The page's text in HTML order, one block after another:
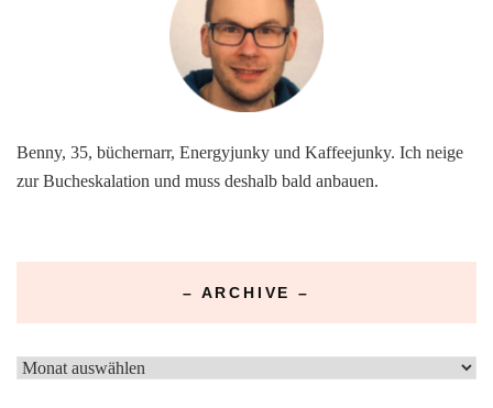
Benny, 35, büchernarr, Energyjunky und Kaffeejunky. Ich neige
zur Bucheskalation und muss deshalb bald anbauen.
– ARCHIVE –
–